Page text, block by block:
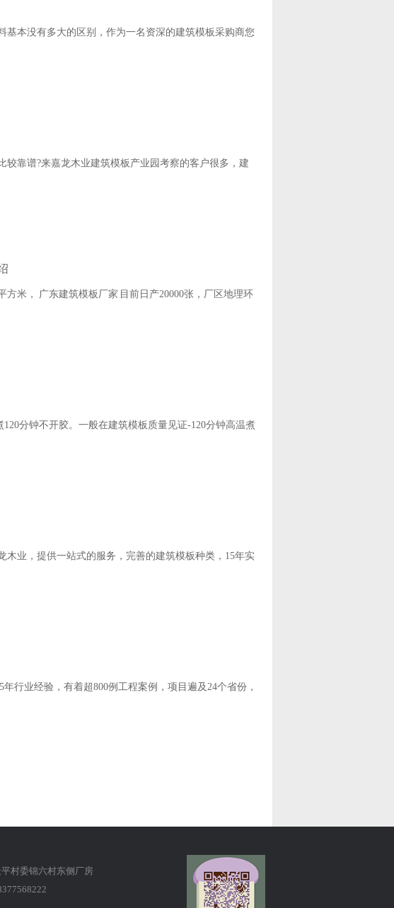
本没有多大的区别，作为一名资深的建筑模板采购商您
靠谱?来嘉龙木业建筑模板产业园考察的客户很多，建
米， 广东建筑模板厂家 目前日产20000张，厂区地理环
分钟不开胶。一般在建筑模板质量见证-120分钟高温煮
业，提供一站式的服务，完善的建筑模板种类，15年实
行业经验，有着超800例工程案例，项目遍及24个省份，
村委锦六村东侧厂房